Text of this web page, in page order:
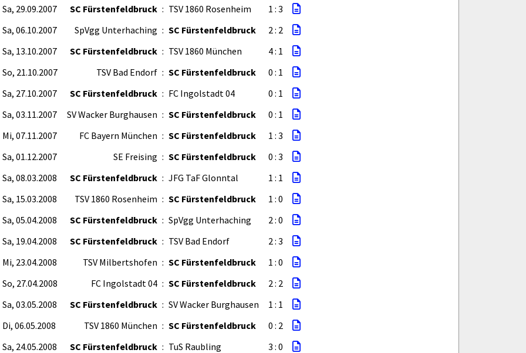
Sa, 29.09.2007
SC Fürstenfeldbruck : TSV 1860 Rosenheim
1 : 3
Sa, 06.10.2007
SpVgg Unterhaching : SC Fürstenfeldbruck
2 : 2
Sa, 13.10.2007
SC Fürstenfeldbruck : TSV 1860 München
4 : 1
So, 21.10.2007
TSV Bad Endorf : SC Fürstenfeldbruck
0 : 1
Sa, 27.10.2007
SC Fürstenfeldbruck : FC Ingolstadt 04
0 : 1
Sa, 03.11.2007
SV Wacker Burghausen : SC Fürstenfeldbruck
0 : 1
Mi, 07.11.2007
FC Bayern München : SC Fürstenfeldbruck
1 : 3
Sa, 01.12.2007
SE Freising : SC Fürstenfeldbruck
0 : 3
Sa, 08.03.2008
SC Fürstenfeldbruck : JFG TaF Glonntal
1 : 1
Sa, 15.03.2008
TSV 1860 Rosenheim : SC Fürstenfeldbruck
1 : 0
Sa, 05.04.2008
SC Fürstenfeldbruck : SpVgg Unterhaching
2 : 0
Sa, 19.04.2008
SC Fürstenfeldbruck : TSV Bad Endorf
2 : 3
Mi, 23.04.2008
TSV Milbertshofen : SC Fürstenfeldbruck
1 : 0
So, 27.04.2008
FC Ingolstadt 04 : SC Fürstenfeldbruck
2 : 2
Sa, 03.05.2008
SC Fürstenfeldbruck : SV Wacker Burghausen
1 : 1
Di, 06.05.2008
TSV 1860 München : SC Fürstenfeldbruck
0 : 2
Sa, 24.05.2008
SC Fürstenfeldbruck : TuS Raubling
3 : 0